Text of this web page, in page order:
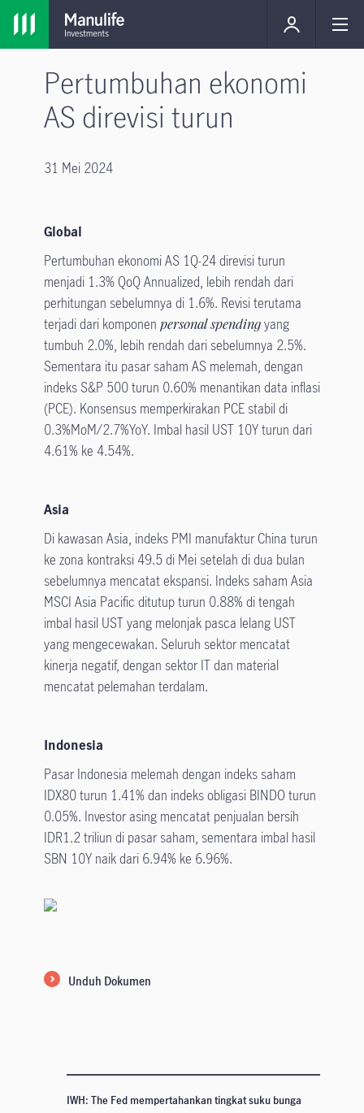
Pertumbuhan ekonomi
AS direvisi turun
31 Mei 2024
Global
Pertumbuhan ekonomi AS 1Q-24 direvisi turun
menjadi 1.3% QoQ Annualized, lebih rendah dari
perhitungan sebelumnya di 1.6%. Revisi terutama
terjadi dari komponen personal spendingyang
tumbuh 2.0%, lebih rendah dari sebelumnya 2.5%.
Sementara itu pasar saham AS melemah, dengan
indeks S&P 500 turun 0.60% menantikan data inflasi
(PCE). Konsensus memperkirakan PCE stabil di
0.3%MoM/2.7%YoY. Imbal hasil UST 10Y turun dari
4.61% ke 4.54%.
Asia
Di kawasan Asia, indeks PMI manufaktur China turun
ke zona kontraksi 49.5 di Mei setelah di dua bulan
sebelumnya mencatat ekspansi. Indeks saham Asia
MSCI Asia Pacific ditutup turun 0.88% di tengah
imbal hasil UST yang melonjak pasca lelang UST
yang mengecewakan. Seluruh sektor mencatat
kinerja negatif, dengan sektor IT dan material
mencatat pelemahan terdalam.
Indonesia
Pasar Indonesia melemah dengan indeks saham
IDX80 turun 1.41% dan indeks obligasi BINDO turun
0.05%. Investor asing mencatat penjualan bersih
IDR1.2 triliun di pasar saham, sementara imbal hasil
SBN 10Y naik dari 6.94% ke 6.96%.
Unduh Dokumen
IWH: The Fed mempertahankan tingkat suku bunga